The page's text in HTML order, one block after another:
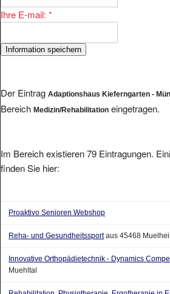
Ihre E-mail: *
Der Eintrag Adaptionshaus Kieferngarten -
Bereich Medizin/Rehabilitation eingetragen.
Im Bereich existieren 79 Eintragungen.
finden Sie hier:
Proaktivo Senioren Webshop
Reha- und Gesundheitssportaus 45468
Innovative Orthopädietechnik - Dynamics
Muehltal